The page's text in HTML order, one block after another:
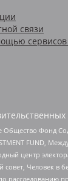
связи
Фонд
FUND,
центр
совет, Человек